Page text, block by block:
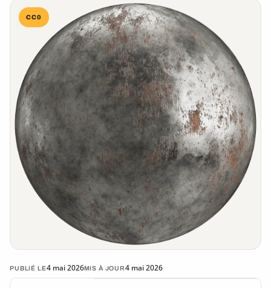
CC0
PUBLIÉ LE4 mai 2026MIS À JOUR4 mai 2026